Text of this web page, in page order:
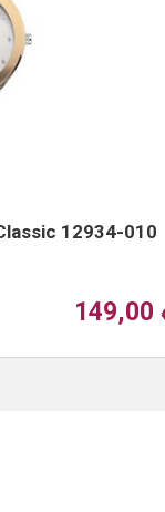
12934-010
149,00